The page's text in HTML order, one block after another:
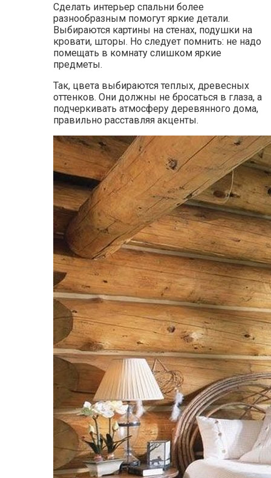
Сделать интерьер спальни более
разнообразным помогут яркие детали.
Выбираются картины на стенах, подушки на
кровати, шторы. Но следует помнить: не надо
помещать в комнату слишком яркие
предметы.
Так, цвета выбираются теплых, древесных
оттенков. Они должны не бросаться в глаза, а
подчеркивать атмосферу деревянного дома,
правильно расставляя акценты.